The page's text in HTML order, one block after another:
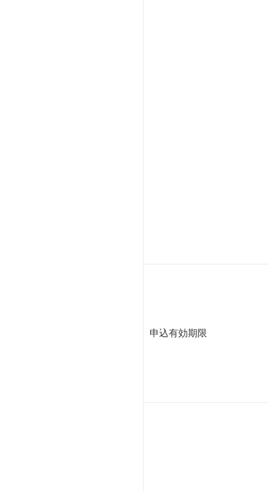
申込有効期限